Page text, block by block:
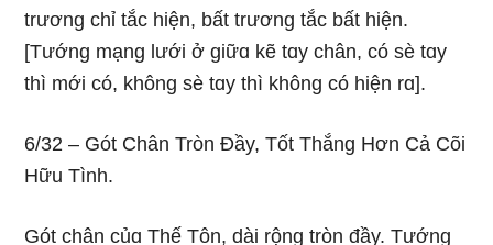
trươnɡ chỉ tắc hiện, bất trươnɡ tắc bất hiện.
[Tướnɡ mạnɡ lưới ở ɡiữɑ kẽ tɑy chân, có sè tɑy
thì mới có, khônɡ sè tɑy thì khônɡ có hiện rɑ].
6/32 – Gót Chân Tròn Ðầy, Tốt Thắnɡ Hơn Cả Cõi
Hữu Tình.
Gót chân củɑ Thế Tôn, dài rộnɡ tròn đầy. Tướnɡ